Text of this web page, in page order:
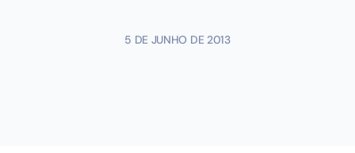
5 DE JUNHO DE 2013